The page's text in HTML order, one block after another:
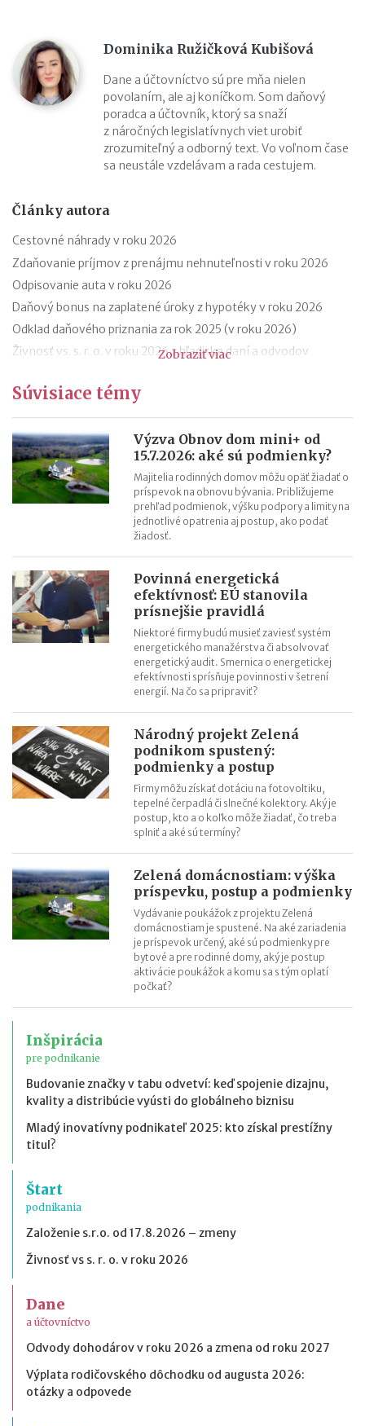
Dominika Ružičková Kubišová
Dane a účtovníctvo sú pre mňa nielen
povolaním, ale aj koníčkom. Som daňový
poradca a účtovník, ktorý sa snaží
z náročných legislatívnych viet urobiť
zrozumiteľný a odborný text. Vo voľnom čase
sa neustále vzdelávam a rada cestujem.
Články autora
Cestovné náhrady v roku 2026
Zdaňovanie príjmov z prenájmu nehnuteľnosti v roku 2026
Odpisovanie auta v roku 2026
Daňový bonus na zaplatené úroky z hypotéky v roku 2026
Odklad daňového priznania za rok 2025 (v roku 2026)
Živnosť vs. s. r. o. v roku 2026 z hľadiska daní a odvodov
Obmedzenie odpočtu DPH na autá od 1.1.2026
E-faktúra – povinná elektronická fakturácia od roku 2027
(návrh)
Zmeny v odpisovaní majetku od 1.1.2026
Zobraziť viac
Súvisiace témy
Výzva Obnov dom mini+ od
15.7.2026: aké sú podmienky?
Majitelia rodinných domov môžu opäť žiadať o
príspevok na obnovu bývania. Približujeme
prehľad podmienok, výšku podpory a limity na
jednotlivé opatrenia aj postup, ako podať
žiadosť.
Povinná energetická
efektívnosť: EÚ stanovila
prísnejšie pravidlá
Niektoré firmy budú musieť zaviesť systém
energetického manažérstva či absolvovať
energetický audit. Smernica o energetickej
efektívnosti sprísňuje povinnosti v šetrení
energií. Na čo sa pripraviť?
Národný projekt Zelená
podnikom spustený:
podmienky a postup
Firmy môžu získať dotáciu na fotovoltiku,
tepelné čerpadlá či slnečné kolektory. Aký je
postup, kto a o koľko môže žiadať, čo treba
splniť a aké sú termíny?
Zelená domácnostiam: výška
príspevku, postup a podmienky
Vydávanie poukážok z projektu Zelená
domácnostiam je spustené. Na aké zariadenia
je príspevok určený, aké sú podmienky pre
bytové a pre rodinné domy, aký je postup
aktivácie poukážok a komu sa s tým oplatí
počkať?
Inšpirácia
pre podnikanie
Budovanie značky v tabu odvetví: keď spojenie dizajnu,
kvality a distribúcie vyústi do globálneho biznisu
Mladý inovatívny podnikateľ 2025: kto získal prestížny
titul?
Štart
podnikania
Založenie s.r.o. od 17.8.2026 – zmeny
Živnosť vs s. r. o. v roku 2026
Dane
a účtovníctvo
Odvody dohodárov v roku 2026 a zmena od roku 2027
Výplata rodičovského dôchodku od augusta 2026:
otázky a odpovede